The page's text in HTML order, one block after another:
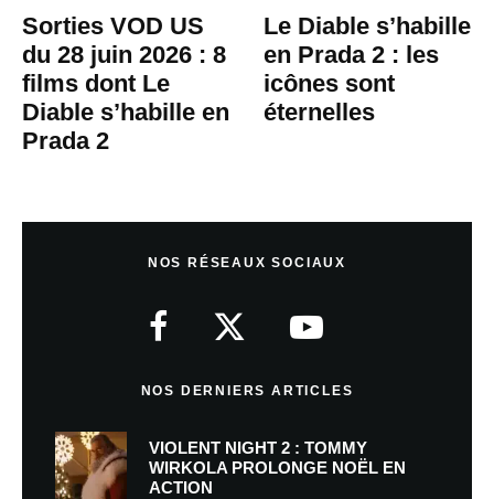
Sorties VOD US
du 28 juin 2026 : 8
films dont Le
Diable s’habille en
Prada 2
Le Diable s’habille
en Prada 2 : les
icônes sont
éternelles
NOS RÉSEAUX SOCIAUX
NOS DERNIERS ARTICLES
VIOLENT NIGHT 2 : TOMMY
WIRKOLA PROLONGE NOËL EN
ACTION